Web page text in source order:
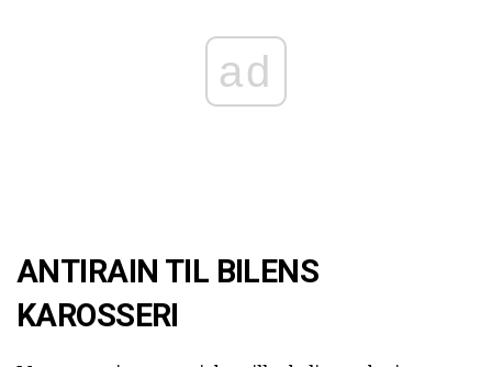
ad
ANTIRAIN TIL BILENS
KAROSSERI